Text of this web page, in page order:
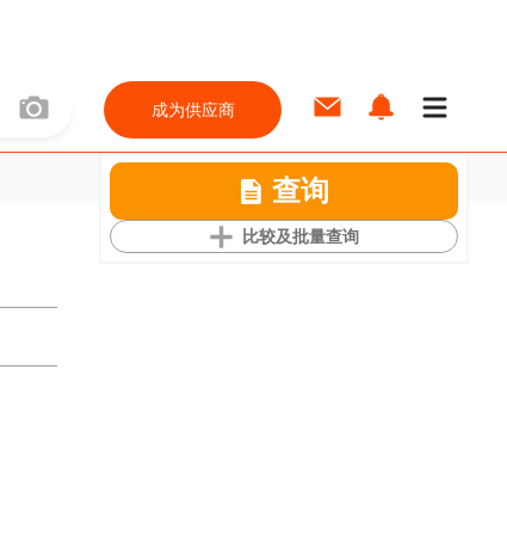
成为供应商
查询
比较及批量查询